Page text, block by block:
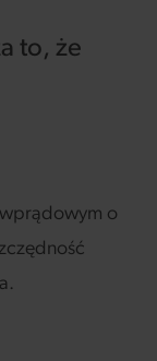
to, że
o